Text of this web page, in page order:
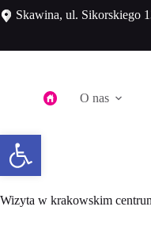
Skawina, ul. Sikorskiego
O nas
Wizyta w krakowskim
Otwórz pasek